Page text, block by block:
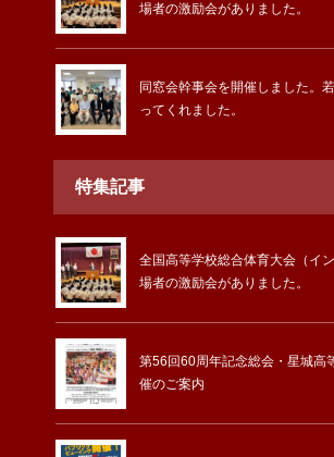
場者の激励会がありました。
同窓会幹事会を開催しました。
ってくれました。
特集記事
全国高等学校総合体育大会（イ
場者の激励会がありました。
第56回60周年記念総会・星城高
催のご案内